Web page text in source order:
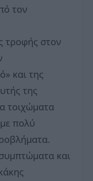
τον
τροφής στον
και της
της
τοιχώματα
πολύ
και